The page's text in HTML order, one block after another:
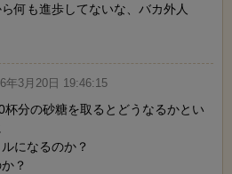
何も進歩してないな、バカ外人
年3月20日 19:46:15
分の砂糖を取るとどうなるかとい
になるのか？
？